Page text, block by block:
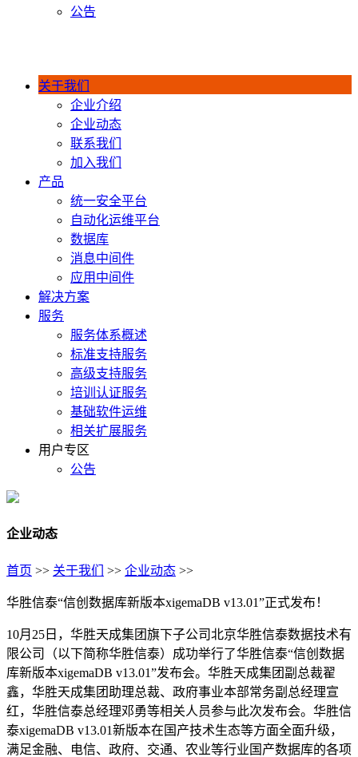
公告
关于我们
企业介绍
企业动态
联系我们
加入我们
产品
统一安全平台
自动化运维平台
数据库
消息中间件
应用中间件
解决方案
服务
服务体系概述
标准支持服务
高级支持服务
培训认证服务
基础软件运维
相关扩展服务
用户专区
公告
企业动态
首页 >> 关于我们 >> 企业动态 >>
华胜信泰“信创数据库新版本xigemaDB v13.01”正式发布！
10月25日，华胜天成集团旗下子公司北京华胜信泰数据技术有
限公司（以下简称华胜信泰）成功举行了华胜信泰“信创数据
库新版本xigemaDB v13.01”发布会。华胜天成集团副总裁翟
鑫，华胜天成集团助理总裁、政府事业本部常务副总经理宣
红，华胜信泰总经理邓勇等相关人员参与此次发布会。华胜信
泰xigemaDB v13.01新版本在国产技术生态等方面全面升级，
满足金融、电信、政府、交通、农业等行业国产数据库的各项